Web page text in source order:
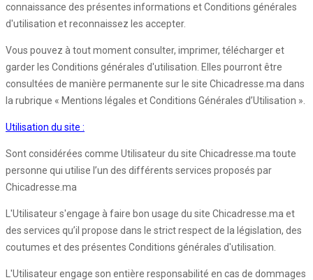
connaissance des présentes informations et Conditions générales
d'utilisation et reconnaissez les accepter.
Vous pouvez à tout moment consulter, imprimer, télécharger et
garder les Conditions générales d'utilisation. Elles pourront être
consultées de manière permanente sur le site Chicadresse.ma dans
la rubrique « Mentions légales et Conditions Générales d’Utilisation ».
Utilisation du site :
Sont considérées comme Utilisateur du site Chicadresse.ma toute
personne qui utilise l’un des différents services proposés par
Chicadresse.ma
L'Utilisateur s'engage à faire bon usage du site Chicadresse.ma et
des services qu’il propose dans le strict respect de la législation, des
coutumes et des présentes Conditions générales d'utilisation.
L'Utilisateur engage son entière responsabilité en cas de dommages